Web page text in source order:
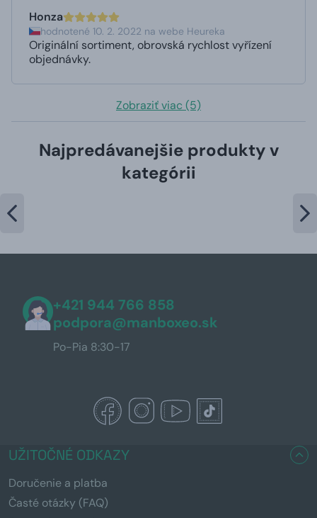
Honza
hodnotené 10. 2. 2022 na webe Heureka
Originální sortiment, obrovská rychlost vyřízení
objednávky.
Zobraziť viac (5)
Najpredávanejšie produkty v
kategórii
+421 944 766 858
podpora@manboxeo.sk
Po-Pia 8:30-17
UŽITOČNÉ ODKAZY
Doručenie a platba
Časté otázky (FAQ)